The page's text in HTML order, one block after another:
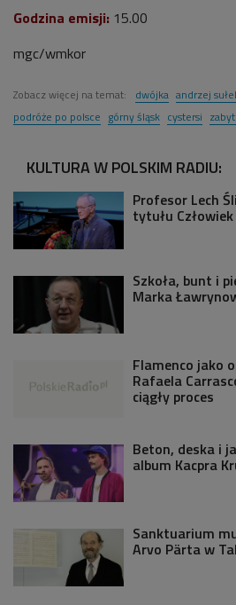
Godzina emisji: 15.00
mgc/wmkor
Zobacz więcej na temat: dwójka andrzej
podróże po polsce górny śląsk cystersi
KULTURA W POLSKIM RADIU:
Profesor Lech
tytułu
Szkoła, bunt i
Marka
Flamenco jako
Rafaela
ciągły proces
Beton, deska i
album Kacpra
Sanktuarium
Arvo Pärta w